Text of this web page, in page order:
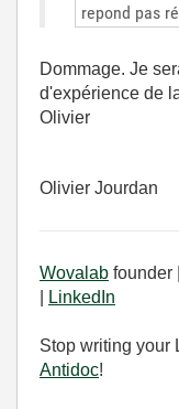
repond pas
Dommage. Je
d'expérience de
Olivier
Olivier Jourdan
Wovalab founder |
LinkedIn
Stop writing your
Antidoc!